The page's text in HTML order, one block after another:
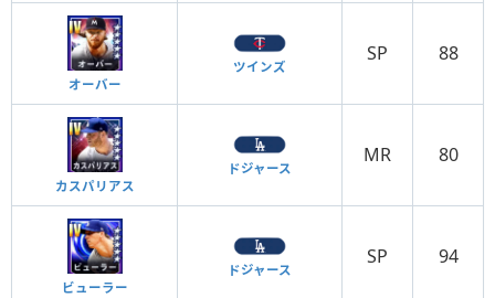
オーバー
ツインズ
SP 88
カスパリアス
ドジャース
MR 80
ビューラー
ドジャース
SP 94